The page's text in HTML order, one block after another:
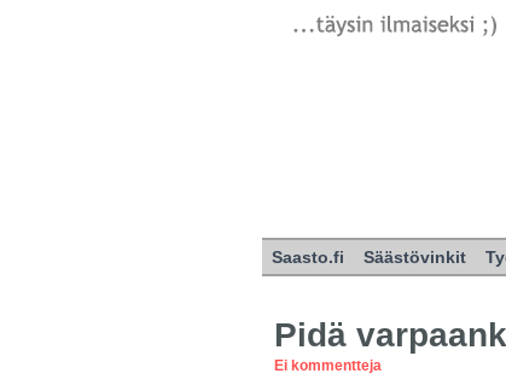
Saasto.fi Säästövinkit
Pidä
Ei kommentteja